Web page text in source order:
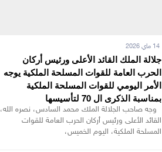
جلالة الملك القائد الأعلى ورئيس أركان
الحرب العامة للقوات المسلحة الملكية يوجه
الأمر اليومي للقوات المسلحة الملكية
بمناسبة الذكرى ال 70 لتأسيسها
وجه صاحب الجلالة الملك محمد السادس، نصره الله،
القائد الأعلى ورئيس أركان الحرب العامة للقوات
المسلحة الملكية، اليوم الخميس،